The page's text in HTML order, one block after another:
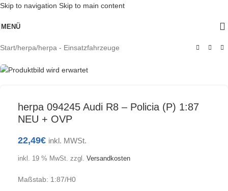
Skip to navigation Skip to main content
MENÜ
Start/herpa/herpa - Einsatzfahrzeuge
Ausverkauft
herpa 094245 Audi R8 – Policia (P) 1:87
NEU + OVP
22,49€ inkl. MWSt.
inkl. 19 % MwSt. zzgl. Versandkosten
Maßstab: 1:87/H0